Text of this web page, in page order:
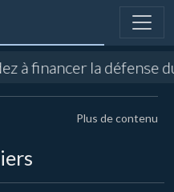
à financer la défense
Plus de contenu